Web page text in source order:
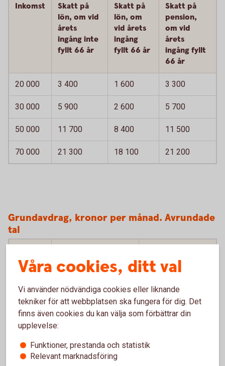
Inkomst
Skatt på
lön, om vid
årets
ingång inte
fyllt 66 år
Skatt på
lön, om
vid årets
ingång
fyllt 66 år
Skatt på
pension,
om vid
årets
ingång fyllt
66 år
20 000 3 400 1 600 3 300
30 000 5 900 2 600 5 700
50 000 11 700 8 400 11 500
70 000 21 300 18 100 21 200
Grundavdrag, kronor per månad. Avrundade
tal
inte fyllt 66 år
ingång fyllt 66 år
30 000 2 300 12 600
50 000 1 400
70 000 1 400 9 800
Våra cookies, ditt val
Vi använder nödvändiga cookies eller liknande
tekniker för att webbplatsen ska fungera för dig. Det
finns även cookies du kan välja som förbättrar din
upplevelse:
Funktioner, prestanda och statistik
Relevant marknadsföring